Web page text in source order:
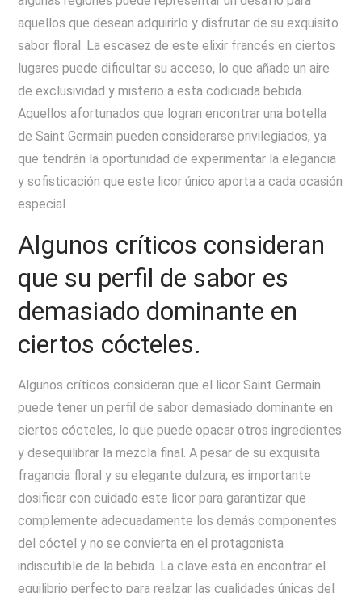
aquellos que desean adquirirlo y disfrutar de su exquisito
sabor floral. La escasez de este elixir francés en ciertos
lugares puede dificultar su acceso, lo que añade un aire
de exclusividad y misterio a esta codiciada bebida.
Aquellos afortunados que logran encontrar una botella
de Saint Germain pueden considerarse privilegiados, ya
que tendrán la oportunidad de experimentar la elegancia
y sofisticación que este licor único aporta a cada ocasión
especial.
Algunos críticos consideran
que su perfil de sabor es
demasiado dominante en
ciertos cócteles.
Algunos críticos consideran que el licor Saint Germain
puede tener un perfil de sabor demasiado dominante en
ciertos cócteles, lo que puede opacar otros ingredientes
y desequilibrar la mezcla final. A pesar de su exquisita
fragancia floral y su elegante dulzura, es importante
dosificar con cuidado este licor para garantizar que
complemente adecuadamente los demás componentes
del cóctel y no se convierta en el protagonista
indiscutible de la bebida. La clave está en encontrar el
equilibrio perfecto para realzar las cualidades únicas del